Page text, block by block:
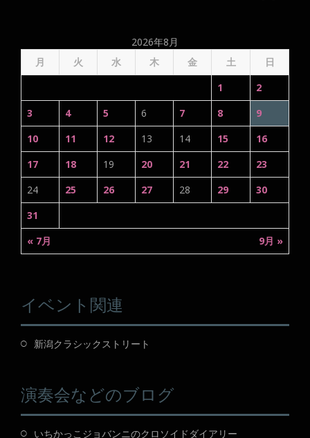
2026年8月
月
火 水 木 金 土 日
« 7月 9月 »
1
2
3
4 5 6 7 8
9
10
11 12 13 14 15
16
17
18 19 20 21 22
23
24
25 26 27 28 29
30
31
イベント関連
新潟クラシックストリート
演奏会などのブログ
いちかっこジョバンニのクロソイドダイアリー